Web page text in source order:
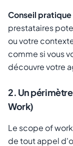
Conseil pratique
prestataires
ou votre
comme si vous
découvre votre
2. Un
Work)
Le scope of
de tout appel